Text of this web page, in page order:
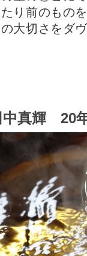
り前のもの
大切さをダ
中真輝 20